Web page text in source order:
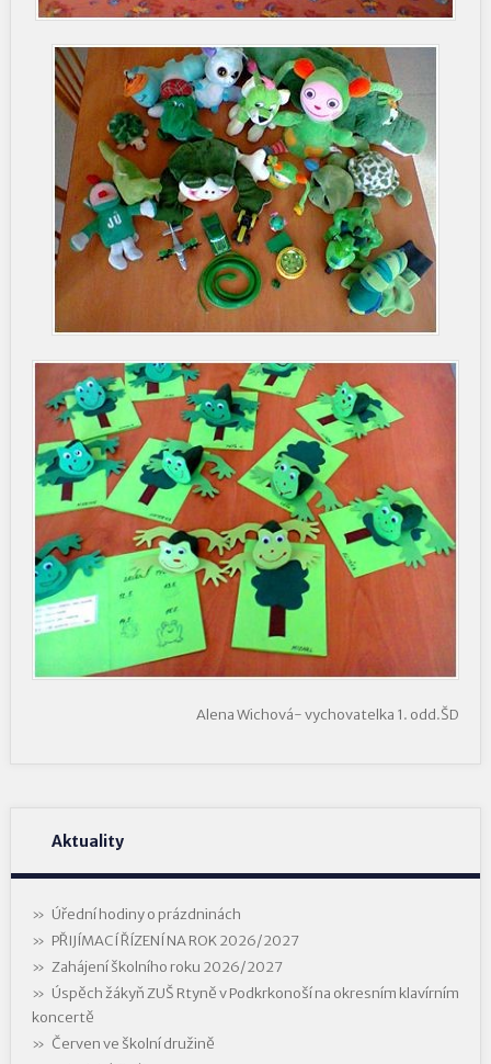
Alena Wichová- vychovatelka 1. odd.ŠD
Aktuality
Úřední hodiny o prázdninách
PŘIJÍMACÍ ŘÍZENÍ NA ROK 2026/2027
Zahájení školního roku 2026/2027
Úspěch žákyň ZUŠ Rtyně v Podkrkonoší na okresním klavírním
koncertě
Červen ve školní družině